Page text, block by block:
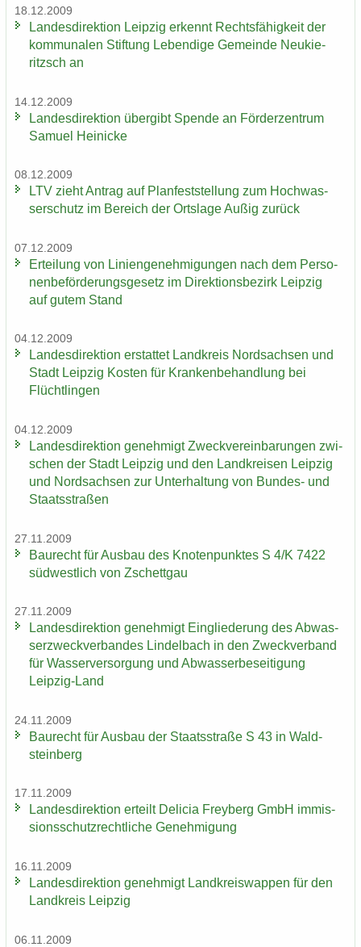
18.12.2009
Lan­des­di­rek­ti­on Leip­zig er­kennt Rechts­fä­hig­keit der
kom­mu­na­len Stif­tung Le­ben­di­ge Ge­mein­de Neu­kie­
ritzsch an
14.12.2009
Lan­des­di­rek­ti­on über­gibt Spen­de an För­der­zen­trum
Sa­mu­el Hei­ni­cke
08.12.2009
LTV zieht An­trag auf Plan­fest­stel­lung zum Hoch­was­
ser­schutz im Be­reich der Orts­la­ge Außig zu­rück
07.12.2009
Er­tei­lung von Li­ni­en­ge­neh­mi­gun­gen nach dem Per­so­
nen­be­för­de­rungs­ge­setz im Di­rek­ti­ons­be­zirk Leip­zig
auf gutem Stand
04.12.2009
Lan­des­di­rek­ti­on er­stat­tet Land­kreis Nord­sach­sen und
Stadt Leip­zig Kos­ten für Kran­ken­be­hand­lung bei
Flücht­lin­gen
04.12.2009
Lan­des­di­rek­ti­on ge­neh­migt Zweck­ver­ein­ba­run­gen zwi­
schen der Stadt Leip­zig und den Land­krei­sen Leip­zig
und Nord­sach­sen zur Un­ter­hal­tung von Bundes-​ und
Staats­stra­ßen
27.11.2009
Bau­recht für Aus­bau des Kno­ten­punk­tes S 4/K 7422
süd­west­lich von Zschett­gau
27.11.2009
Lan­des­di­rek­ti­on ge­neh­migt Ein­glie­de­rung des Ab­was­
ser­zweck­ver­ban­des Lindel­bach in den Zweck­ver­band
für Was­ser­ver­sor­gung und Ab­was­ser­be­sei­ti­gung
Leipzig-​Land
24.11.2009
Bau­recht für Aus­bau der Staats­stra­ße S 43 in Wald­
stein­berg
17.11.2009
Lan­des­di­rek­ti­on er­teilt De­li­cia Frey­berg GmbH im­mis­
si­ons­schutz­recht­li­che Ge­neh­mi­gung
16.11.2009
Lan­des­di­rek­ti­on ge­neh­migt Land­kreis­wap­pen für den
Land­kreis Leip­zig
06.11.2009